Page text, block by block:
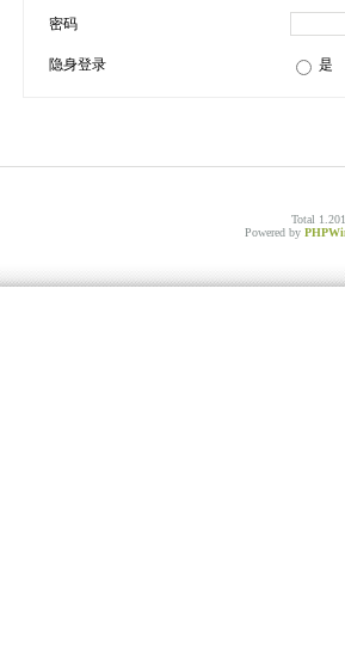
密码
隐身登录 是
Total
Powered by